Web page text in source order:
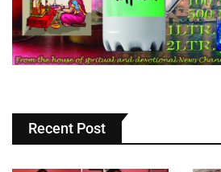
Recent Post